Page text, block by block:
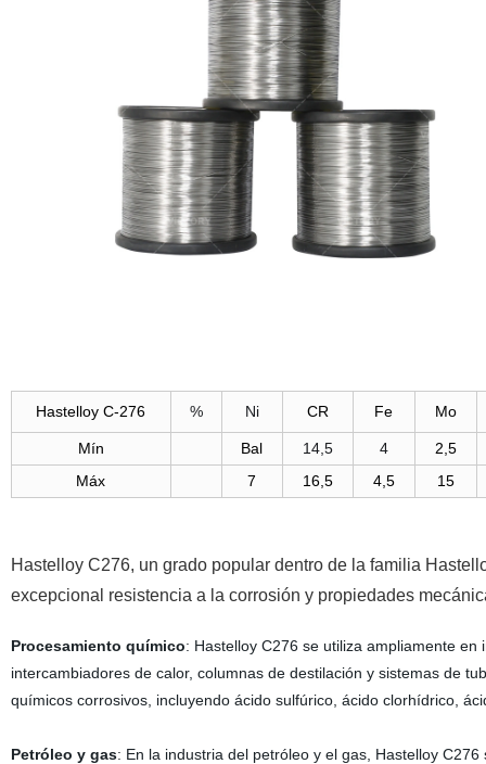
Hastelloy C-276 % Ni CR Fe Mo
Mín Bal 14,5 4
2,5
Máx
7 16,5 4,5 15
Hastelloy C276, un grado popular dentro de la familia
excepcional resistencia a la corrosión y propiedades
Procesamiento químico: Hastelloy C276 se utiliza ampliamente
intercambiadores de calor, columnas de destilación y sistemas de
químicos corrosivos, incluyendo ácido sulfúrico, ácido clorhídrico,
Petróleo y gas: En la industria del petróleo y el gas, Hastelloy